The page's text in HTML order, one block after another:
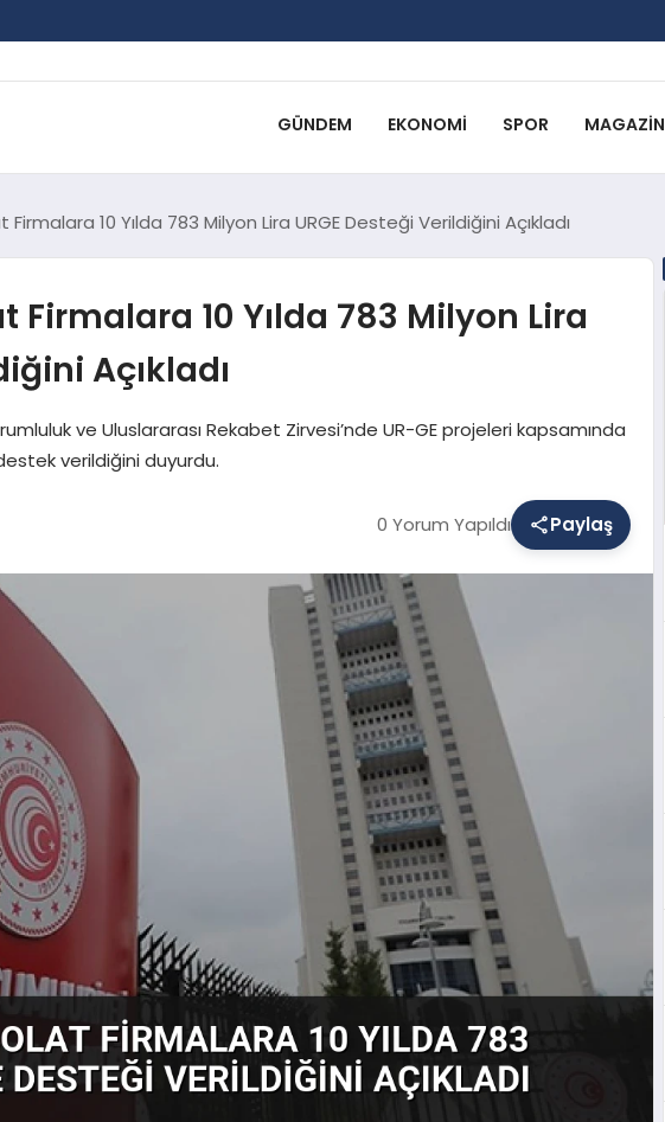
GÜNDEM EKONOMI SPOR MAGAZIN
10 Yılda 783 Milyon Lira URGE Desteği Verildiğini Açıkladı
Firmalara 10 Yılda 783 Milyon Lira
Açıkladı
ve Uluslararası Rekabet Zirvesi’nde UR-GE projeleri kapsamında
verildiğini duyurdu.
0 Yorum Yapıldı Paylaş